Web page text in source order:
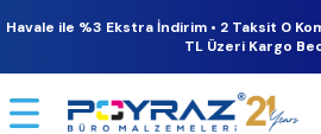
Havale ile %3 Ekstra İndirim • 2 Taksit 0
TL Üzeri Kargo